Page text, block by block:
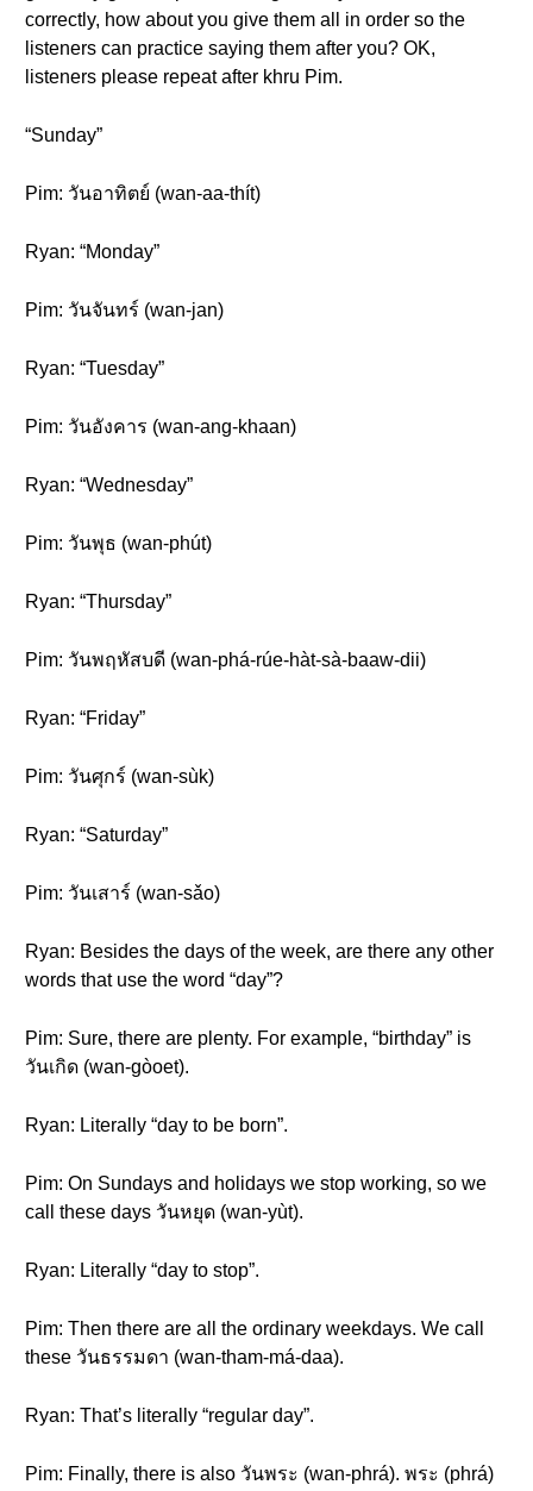
correctly, how about you give them all in order so the
listeners can practice saying them after you? OK,
listeners please repeat after khru Pim.
“Sunday”
Pim: วันอาทิตย์ (wan-aa-thít)
Ryan: “Monday”
Pim: วันจันทร์ (wan-jan)
Ryan: “Tuesday”
Pim: วันอังคาร (wan-ang-khaan)
Ryan: “Wednesday”
Pim: วันพุธ (wan-phút)
Ryan: “Thursday”
Pim: วันพฤหัสบดี (wan-phá-rúe-hàt-sà-baaw-dii)
Ryan: “Friday”
Pim: วันศุกร์ (wan-sùk)
Ryan: “Saturday”
Pim: วันเสาร์ (wan-sǎo)
Ryan: Besides the days of the week, are there any other
words that use the word “day”?
Pim: Sure, there are plenty. For example, “birthday” is
วันเกิด (wan-gòoet).
Ryan: Literally “day to be born”.
Pim: On Sundays and holidays we stop working, so we
call these days วันหยุด (wan-yùt).
Ryan: Literally “day to stop”.
Pim: Then there are all the ordinary weekdays. We call
these วันธรรมดา (wan-tham-má-daa).
Ryan: That’s literally “regular day”.
Pim: Finally, there is also วันพระ (wan-phrá). พระ (phrá)